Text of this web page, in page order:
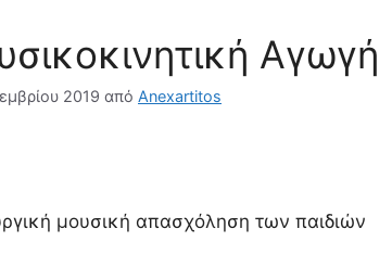
Αγωγή
2019 από Anexartitos
μουσική απασχόληση των παιδιών